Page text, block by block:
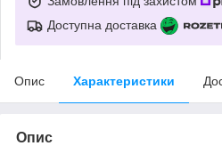
Доступна доставка
Опис Характеристики
Опис